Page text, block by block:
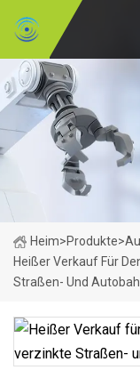
Heim>Produkte>
Heißer Verkauf Für
Straßen- Und